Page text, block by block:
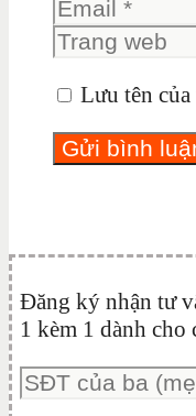
Lưu tên
Đăng ký nhận tư
1 kèm 1 dành